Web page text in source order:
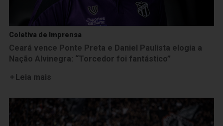
Coletiva de Imprensa
Ceará vence Ponte Preta e Daniel Paulista elogia a
Nação Alvinegra: “Torcedor foi fantástico”
Leia mais